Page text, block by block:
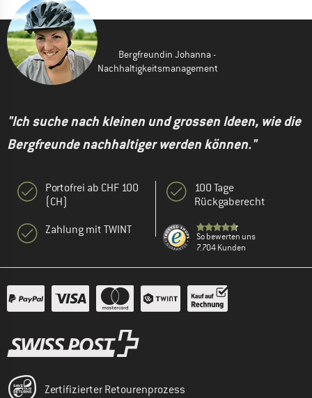
Bergfreundin Johanna -
Nachhaltigkeitsmanagement
"Ich suche nach kleinen und grossen Ideen, wie die
Bergfreunde nachhaltiger werden können."
Portofrei ab CHF 100
(CH)
Zahlung mit TWINT
100 Tage
Rückgaberecht
So bewerten uns
7.704 Kunden
Zertifizierter Retourenprozess